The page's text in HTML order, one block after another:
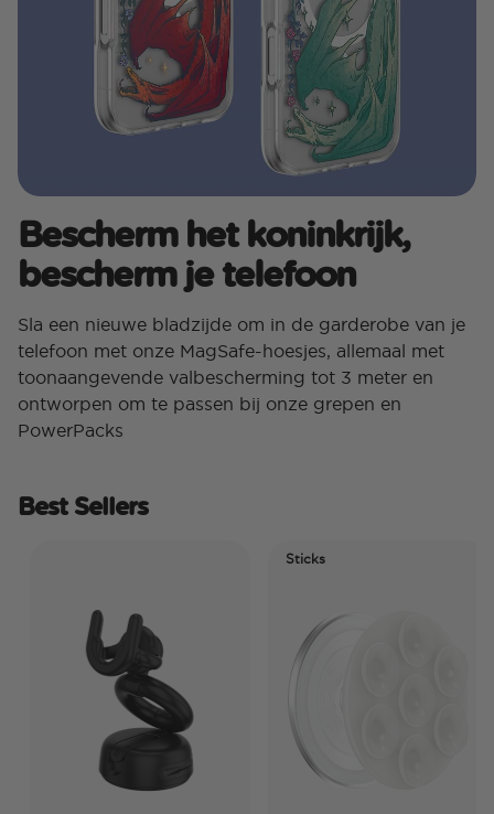
Bescherm het koninkrijk,
bescherm je telefoon
Sla een nieuwe bladzijde om in de garderobe van je
telefoon met onze MagSafe-hoesjes, allemaal met
toonaangevende valbescherming tot 3 meter en
ontworpen om te passen bij onze grepen en
PowerPacks
Best Sellers
Sticks